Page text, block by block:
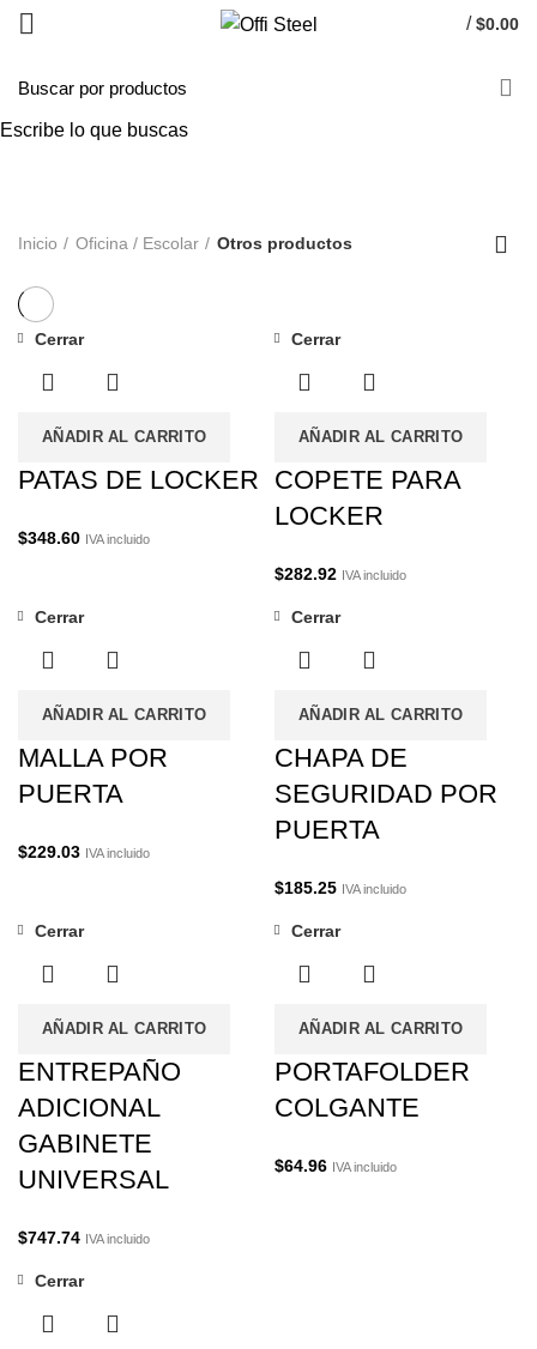
/ $0.00
Otros productos
MÉDICO5 PRODUCTOS HOGAR 10 PRODUCTOS
Inicio Oficina / Escolar Otros productos
AÑADIR AL CARRITO
Cerrar
PATAS DE LOCKER
$348.60 IVA incluido
AÑADIR AL CARRITO
Cerrar
COPETE PARA
LOCKER
$282.92 IVA incluido
AÑADIR AL CARRITO
Cerrar
MALLA POR
PUERTA
$229.03 IVA incluido
AÑADIR AL CARRITO
Cerrar
CHAPA DE
SEGURIDAD POR
PUERTA
$185.25 IVA incluido
AÑADIR AL CARRITO
Cerrar
ENTREPAÑO
ADICIONAL
GABINETE
UNIVERSAL
$747.74 IVA incluido
AÑADIR AL CARRITO
Cerrar
PORTAFOLDER
COLGANTE
$64.96 IVA incluido
Cerrar
Escribe lo que buscas